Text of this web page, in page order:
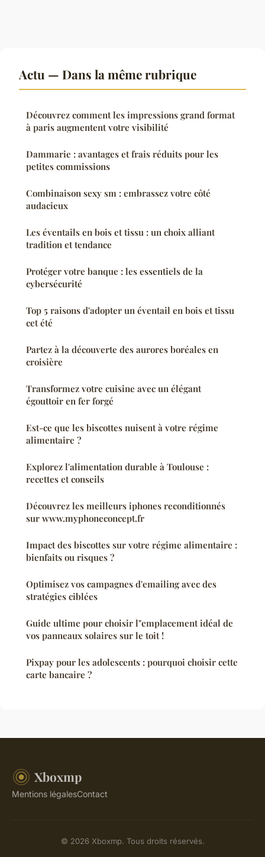
Actu — Dans la même rubrique
Découvrez comment les impressions grand format
à paris augmentent votre visibilité
Dammarie : avantages et frais réduits pour les
petites commissions
Combinaison sexy sm : embrassez votre côté
audacieux
Les éventails en bois et tissu : un choix alliant
tradition et tendance
Protéger votre banque : les essentiels de la
cybersécurité
Top 5 raisons d'adopter un éventail en bois et tissu
cet été
Partez à la découverte des aurores boréales en
croisière
Transformez votre cuisine avec un élégant
égouttoir en fer forgé
Est-ce que les biscottes nuisent à votre régime
alimentaire ?
Explorez l'alimentation durable à Toulouse :
recettes et conseils
Découvrez les meilleurs iphones reconditionnés
sur www.myphoneconcept.fr
Impact des biscottes sur votre régime alimentaire :
bienfaits ou risques ?
Optimisez vos campagnes d'emailing avec des
stratégies ciblées
Guide ultime pour choisir l"emplacement idéal de
vos panneaux solaires sur le toit !
Pixpay pour les adolescents : pourquoi choisir cette
carte bancaire ?
Xboxmp
Mentions légalesContact
© 2026 Xboxmp. Tous droits réservés.